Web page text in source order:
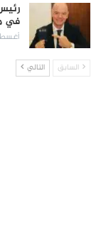
في
أغسطس
السابق التالي